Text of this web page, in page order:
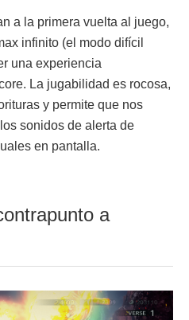
a la primera vuelta al juego,
infinito (el modo difícil
una experiencia
La jugabilidad es rocosa,
y permite que nos
sonidos de alerta de
en pantalla.
a